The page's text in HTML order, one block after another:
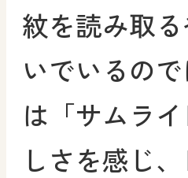
紋を読み取
いでいるの
は「サムラ
しさを感じ